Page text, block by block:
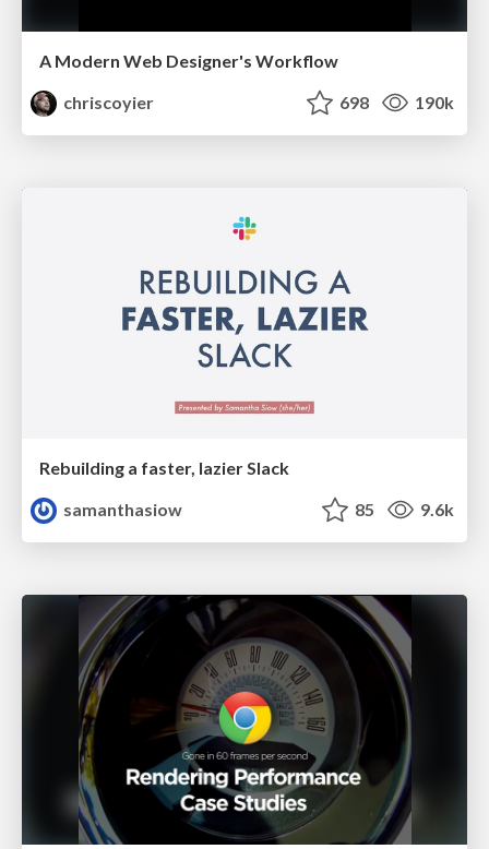
A Modern Web Designer's Workflow
chriscoyier
698 190k
Rebuilding a faster, lazier Slack
samanthasiow
85 9.6k